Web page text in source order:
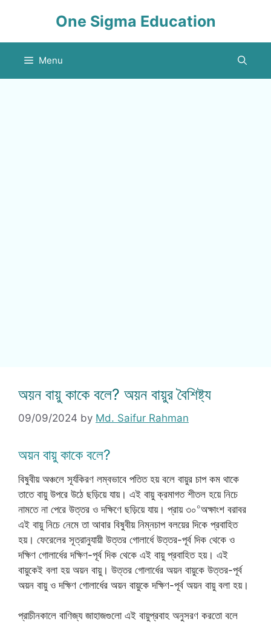
One Sigma Education
Menu
অয়ন বায়ু কাকে বলে? অয়ন বায়ুর বৈশিষ্ট্য
09/09/2024 by Md. Saifur Rahman
অয়ন বায়ু কাকে বলে?
বিষুবীয় অঞ্চলে সূর্যকিরণ লম্বভাবে পতিত হয় বলে বায়ুর চাপ কম থাকে
তাতে বায়ু উপরে উঠে ছড়িয়ে যায়। এই বায়ু ক্রমাগত শীতল হয়ে নিচে
নামতে না পেরে উত্তর ও দক্ষিণে ছড়িয়ে যায়। প্রায় ৩০ ০অক্ষাংশ বরাবর
এই বায়ু নিচে নেমে তা আবার বিষুবীয় নিম্নচাপ বলয়ের দিকে প্রবাহিত
হয়। ফেরেলের সূত্রানুযায়ী উত্তর গোলার্ধে উত্তর-পূর্ব দিক থেকে ও
দক্ষিণ গোলার্ধের দক্ষিণ-পূর্ব দিক থেকে এই বায়ু প্রবাহিত হয়। এই
বায়ুকেই বলা হয় অয়ন বায়ু। উত্তর গোলার্ধের অয়ন বায়ুকে উত্তর-পূর্ব
অয়ন বায়ু ও দক্ষিণ গোলার্ধের অয়ন বায়ুকে দক্ষিণ-পূর্ব অয়ন বায়ু বলা হয়।
প্রাচীনকালে বাণিজ্য জাহাজগুলো এই বায়ুপ্রবাহ অনুসরণ করতো বলে